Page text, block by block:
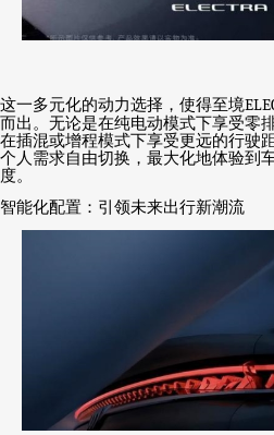
这一多元化的动力选择，使得至境
而出。无论是在纯电动模式下享受零
在插混或增程模式下享受更远的行驶
个人需求自由切换，最大化地体验到
度。
智能化配置：引领未来出行新潮流